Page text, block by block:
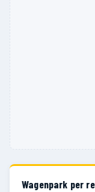
Wagenpark per